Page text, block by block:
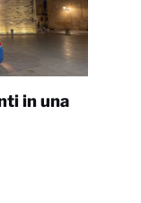
in una